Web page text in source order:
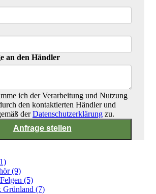
an den Händler
ich der Verarbeitung und Nutzung
den kontaktierten Händler und
derDatenschutzerklärung zu.
(9)
(5)
Grünland (7)